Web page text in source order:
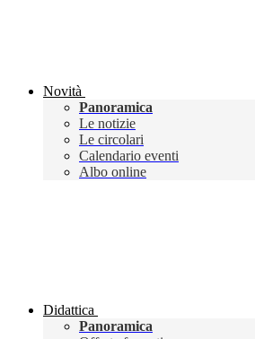
Novità
Panoramica
Le notizie
Le circolari
Calendario eventi
Albo online
Didattica
Panoramica